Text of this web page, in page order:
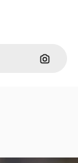
画像で